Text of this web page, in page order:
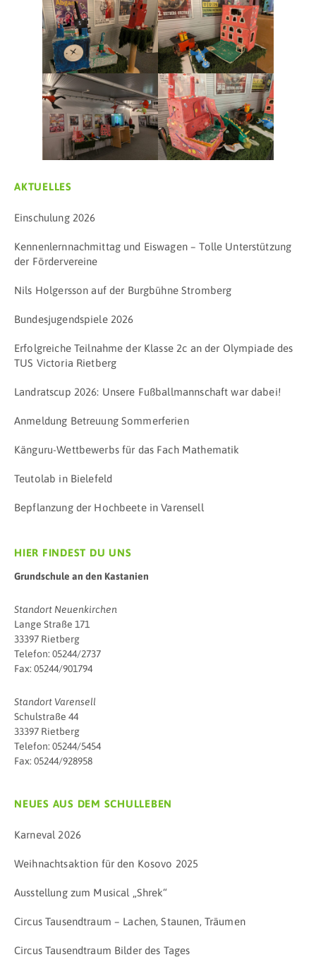
AKTUELLES
Einschulung 2026
Kennenlernnachmittag und Eiswagen – Tolle Unterstützung
der Fördervereine
Nils Holgersson auf der Burgbühne Stromberg
Bundesjugendspiele 2026
Erfolgreiche Teilnahme der Klasse 2c an der Olympiade des
TUS Victoria Rietberg
Landratscup 2026: Unsere Fußballmannschaft war dabei!
Anmeldung Betreuung Sommerferien
Känguru-Wettbewerbs für das Fach Mathematik
Teutolab in Bielefeld
Bepflanzung der Hochbeete in Varensell
HIER FINDEST DU UNS
Grundschule an den Kastanien
Standort Neuenkirchen
Lange Straße 171
33397 Rietberg
Telefon: 05244/2737
Fax: 05244/901794
Standort Varensell
Schulstraße 44
33397 Rietberg
Telefon: 05244/5454
Fax: 05244/928958
NEUES AUS DEM SCHULLEBEN
Karneval 2026
Weihnachtsaktion für den Kosovo 2025
Ausstellung zum Musical „Shrek“
Circus Tausendtraum – Lachen, Staunen, Träumen
Circus Tausendtraum Bilder des Tages